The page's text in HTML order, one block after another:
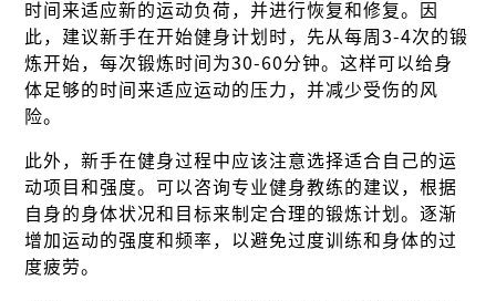
时间来适应新的运动负荷，并进行恢复和修复。因
此，建议新手在开始健身计划时，先从每周3-4次的锻
炼开始，每次锻炼时间为30-60分钟。这样可以给身
体足够的时间来适应运动的压力，并减少受伤的风
险。
此外，新手在健身过程中应该注意选择适合自己的运
动项目和强度。可以咨询专业健身教练的建议，根据
自身的身体状况和目标来制定合理的锻炼计划。逐渐
增加运动的强度和频率，以避免过度训练和身体的过
度疲劳。